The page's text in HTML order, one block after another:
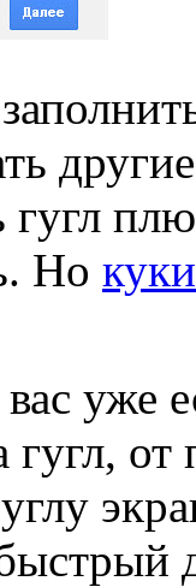
гугл
Но
уже
от